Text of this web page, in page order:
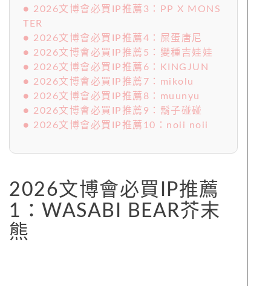
● 2026文博會必買IP推薦3：PP X MONS
TER
● 2026文博會必買IP推薦4：屎蛋唐尼
● 2026文博會必買IP推薦5：變種吉娃娃
● 2026文博會必買IP推薦6：KINGJUN
● 2026文博會必買IP推薦7：mikolu
● 2026文博會必買IP推薦8：muunyu
● 2026文博會必買IP推薦9：鬍子碰碰
● 2026文博會必買IP推薦10：noii noii
2026文博會必買IP推薦
1：WASABI BEAR芥末
熊